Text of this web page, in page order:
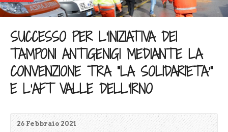
SUCCESSO PER L’INIZIATIVA DEI
TAMPONI ANTIGENIGI MEDIANTE LA
CONVENZIONE TRA “LA SOLIDARIETA’”
E L’AFT VALLE DELL’IRNO
26 Febbraio 2021